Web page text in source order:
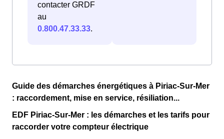
contacter GRDF
au
0.800.47.33.33.
Guide des démarches énergétiques à Piriac-Sur-Mer
: raccordement, mise en service, résiliation...
EDF Piriac-Sur-Mer : les démarches et les tarifs pour
raccorder votre compteur électrique